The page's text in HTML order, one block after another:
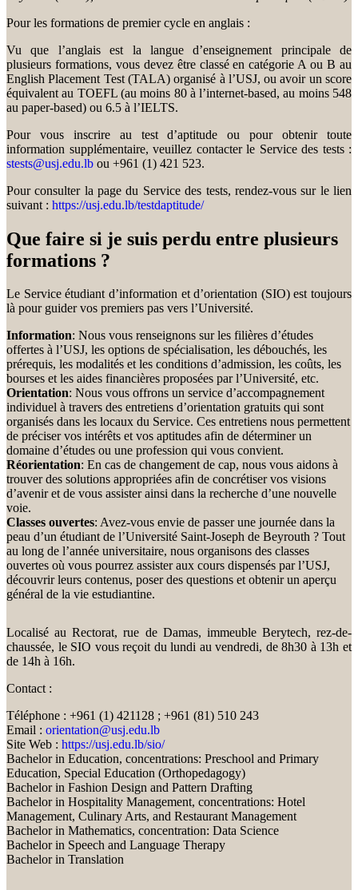
Pour les formations de premier cycle en anglais :
Vu que l’anglais est la langue d’enseignement principale de
plusieurs formations, vous devez être classé en catégorie A ou B au
English Placement Test (TALA) organisé à l’USJ, ou avoir un score
équivalent au TOEFL (au moins 80 à l’internet-based, au moins 548
au paper-based) ou 6.5 à l’IELTS.
Pour vous inscrire au test d’aptitude ou pour obtenir toute
information supplémentaire, veuillez contacter le Service des tests :
stests@usj.edu.lb ou +961 (1) 421 523.
Pour consulter la page du Service des tests, rendez-vous sur le lien
suivant : https://usj.edu.lb/testdaptitude/
Que faire si je suis perdu entre plusieurs
formations ?
Le Service étudiant d’information et d’orientation (SIO) est toujours
là pour guider vos premiers pas vers l’Université.
Information: Nous vous renseignons sur les filières d’études
offertes à l’USJ, les options de spécialisation, les débouchés, les
prérequis, les modalités et les conditions d’admission, les coûts, les
bourses et les aides financières proposées par l’Université, etc.
Orientation: Nous vous offrons un service d’accompagnement
individuel à travers des entretiens d’orientation gratuits qui sont
organisés dans les locaux du Service. Ces entretiens nous permettent
de préciser vos intérêts et vos aptitudes afin de déterminer un
domaine d’études ou une profession qui vous convient.
Réorientation: En cas de changement de cap, nous vous aidons à
trouver des solutions appropriées afin de concrétiser vos visions
d’avenir et de vous assister ainsi dans la recherche d’une nouvelle
voie.
Classes ouvertes: Avez-vous envie de passer une journée dans la
peau d’un étudiant de l’Université Saint-Joseph de Beyrouth ? Tout
au long de l’année universitaire, nous organisons des classes
ouvertes où vous pourrez assister aux cours dispensés par l’USJ,
découvrir leurs contenus, poser des questions et obtenir un aperçu
général de la vie estudiantine.
Localisé au Rectorat, rue de Damas, immeuble Berytech, rez-de-
chaussée, le SIO vous reçoit du lundi au vendredi, de 8h30 à 13h et
de 14h à 16h.
Contact :
Téléphone : +961 (1) 421128 ; +961 (81) 510 243
Email : orientation@usj.edu.lb
Site Web : https://usj.edu.lb/sio/
Bachelor in Education, concentrations: Preschool and Primary
Education, Special Education (Orthopedagogy)
Bachelor in Fashion Design and Pattern Drafting
Bachelor in Hospitality Management, concentrations: Hotel
Management, Culinary Arts, and Restaurant Management
Bachelor in Mathematics, concentration: Data Science
Bachelor in Speech and Language Therapy
Bachelor in Translation